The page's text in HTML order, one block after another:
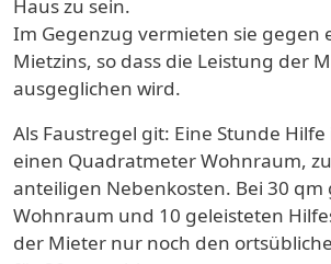
Haus zu sein.
Im Gegenzug vermieten sie gegen
Mietzins, so dass die Leistung der
ausgeglichen wird.
Als Faustregel git: Eine Stunde
einen Quadratmeter Wohnraum,
anteiligen Nebenkosten. Bei 30
Wohnraum und 10 geleisteten
der Mieter nur noch den